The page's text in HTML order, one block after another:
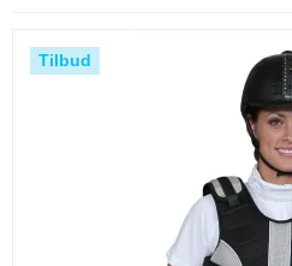
Tilbud